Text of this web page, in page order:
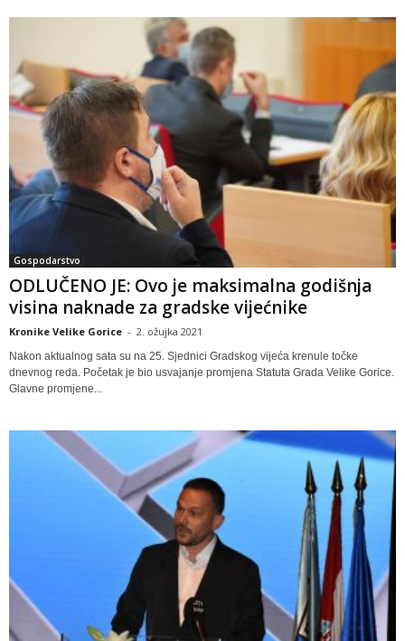
Gospodarstvo
ODLUČENO JE: Ovo je maksimalna godišnja
visina naknade za gradske vijećnike
Kronike Velike Gorice - 2. ožujka 2021
Nakon aktualnog sata su na 25. Sjednici Gradskog vijeća krenule točke
dnevnog reda. Početak je bio usvajanje promjena Statuta Grada Velike Gorice.
Glavne promjene...